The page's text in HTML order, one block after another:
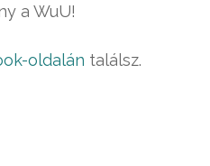
a WuU!
oldalán találsz.